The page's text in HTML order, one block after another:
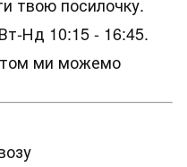
твою посилочку.
Нд 10:15 - 16:45.
ми можемо